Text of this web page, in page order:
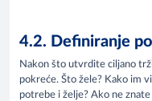
4.2. Definiranje
Nakon što utvrdite ciljano
pokreće. Što žele? Kako im
potrebe i želje? Ako ne